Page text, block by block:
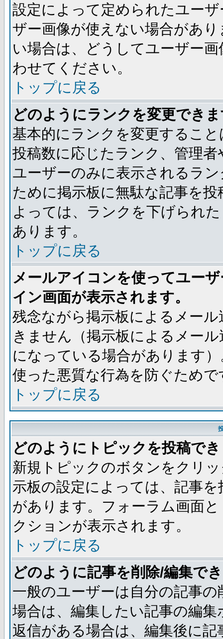
設定によって定められたユー
ザー画像が使えない場合があ
い場合は、どうしてユーザー
わせてください。
トップに戻る
どのようにランクを変更でき
基本的にランクを変更するこ
投稿数に応じたランク、管理
ユーザーのみに表示されるラ
ために掲示板に無駄な記事を
よっては、ランクを下げられ
あります。
トップに戻る
メールアイコンを使ってユー
イン画面が表示されます。
残念ながら掲示板によるメー
きません（掲示板によるメー
になっている場合があります
使った悪質な行為を防ぐためで
トップに戻る
どのようにトピックを投稿で
新規トピックのボタンをクリ
示板の設定によっては、記事
があります。フォーラム画面
クションが表示されます。
トップに戻る
どのように記事を削除/編集で
一般のユーザーは自分の記事
場合は、編集したい記事の編
返信がある場合は、編集後に